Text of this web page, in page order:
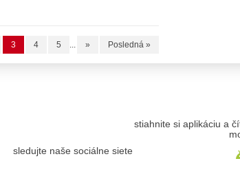
3 4 5 ... » Posledná »
sledujte naše sociálne siete
stiahnite si aplikáciu a